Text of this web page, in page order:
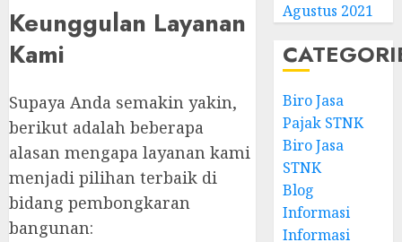
Keunggulan Layanan
Kami
Supaya Anda semakin yakin,
berikut adalah beberapa
alasan mengapa layanan kami
menjadi pilihan terbaik di
bidang pembongkaran
bangunan:
Agustus 2021
Biro Jasa
Pajak STNK
Biro Jasa
STNK
Blog
Informasi
Informasi